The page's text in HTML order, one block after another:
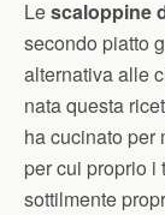
Lescaloppine
secondo piatto
alternativa alle
nata questa
ha cucinato per
per cui proprio i
sottilmente